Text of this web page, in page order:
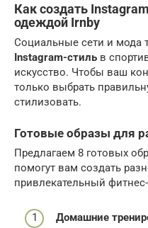
Как создать
одеждой Irnby
Социальные сети и мода
Instagram-стиль в
искусство. Чтобы ваш
только выбрать
стилизовать.
Готовые образы для
Предлагаем 8 готовых
помогут вам создать
привлекательный
Домашние